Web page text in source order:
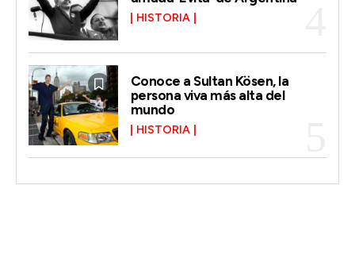
HISTORIA
Conoce a Sultan Kösen, la
persona viva más alta del
mundo
HISTORIA